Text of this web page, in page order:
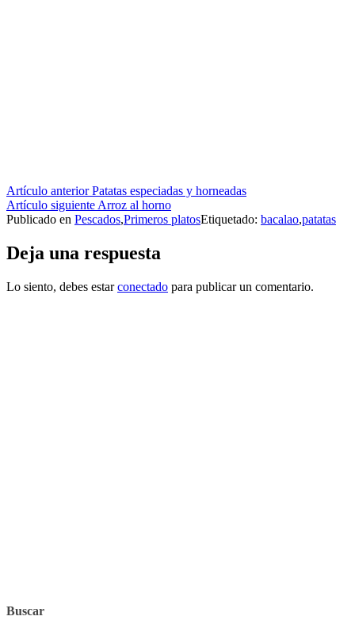
Seguir
leyendo
Artículo anteriorPatatas especiadas y horneadas
Artículo siguiente Arroz al horno
Publicado en Pescados,Primeros platosEtiquetado: bacalao,patatas
Deja una respuesta
Lo siento, debes estarconectado para publicar un comentario.
Buscar